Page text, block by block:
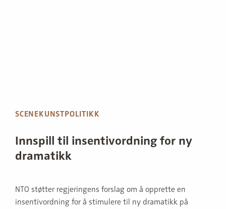
SCENEKUNSTPOLITIKK
Innspill til insentivordning for ny
dramatikk
NTO støtter regjeringens forslag om å opprette en
insentivordning for å stimulere til ny dramatikk på